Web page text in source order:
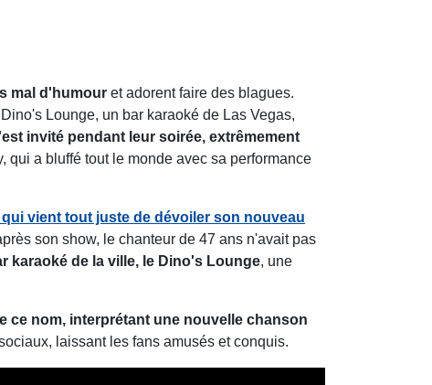
mal d'humour et adorent faire des blagues.
Lounge, un bar karaoké de Las Vegas,
invité pendant leur soirée, extrêmement
qui a bluffé tout le monde avec sa performance
qui vient tout juste de dévoiler son nouveau
son show, le chanteur de 47 ans n'avait pas
karaoké de la ville, le Dino's Lounge, une
ce nom, interprétant une nouvelle chanson
laissant les fans amusés et conquis.